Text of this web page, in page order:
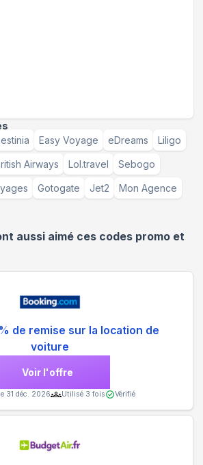
Easy Voyage eDreams Liligo
Airways Lol.travel Sebogo
Gotogate Jet2 Mon Agence
aussi aimé ces codes promo et
de remise sur la location de
voiture
Voir l'offre
31 déc. 2026 Utilisé 3 fois Vérifié